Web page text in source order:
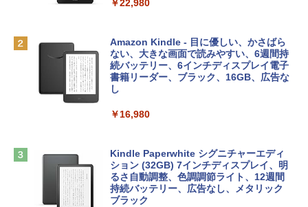
￥162,598
tomtoc 360°保護 15.6 16インチ パソコ
ンケース Dell NEC Lavie ASUS HP dyna
Apple 2026 MacBook Air M5チップ搭載
13インチノートブック：AIとApple Intell
igence、13.6インチLiquid Retinaディ
スプレイ、16GBユニファイドメモリ、1
￥1,300
Microsoft Office Home & Business 202
4(最新 永続版)|オンラインコード版|Wind
ows11、10/mac対応|PC2台
￥39,582
インゲームコード】 ロブロックス | オン
ラインコード版
￥3,200
出す プロンプトの言葉 AI画像生成シリー
ズ (はぴーイラストLabo)
￥480
ClaudeCode いちばんやさしい 教科書:
にもKindle出版にも！ 非エンジニアのた
めのAIコーディング入門シリーズ
￥99
￥22,980
Amazon Kindle - 目に優しい、かさばら
ない、大きな画面で読みやすい、6週間持
続バッテリー、6インチディスプレイ電子
書籍リーダー、ブラック、16GB、広告な
し
￥16,980
Kindle Paperwhite シグニチャーエディ
ション (32GB) 7インチディスプレイ、明
るさ自動調整、色調調節ライト、12週間
持続バッテリー、広告なし、メタリック
ブラック